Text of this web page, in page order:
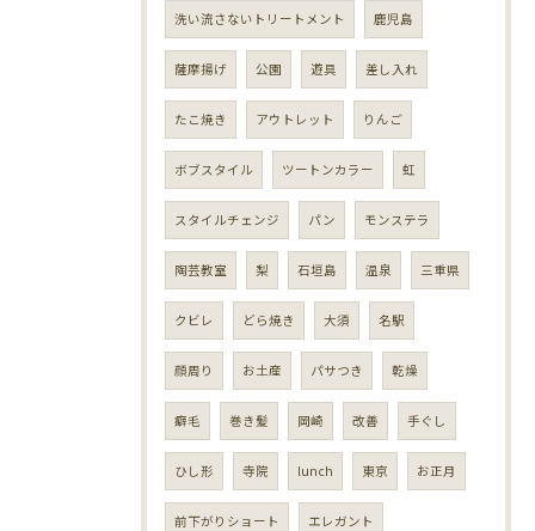
洗い流さないトリートメント 鹿児島
薩摩揚げ 公園 遊具 差し入れ
たこ焼き アウトレット りんご
ボブスタイル ツートンカラー 虹
スタイルチェンジ パン モンステラ
陶芸教室 梨 石垣島 温泉 三重県
クビレ どら焼き 大須 名駅
顔周り お土産 パサつき 乾燥
癖毛 巻き髪 岡崎 改善 手ぐし
ひし形 寺院 lunch 東京 お正月
前下がりショート エレガント